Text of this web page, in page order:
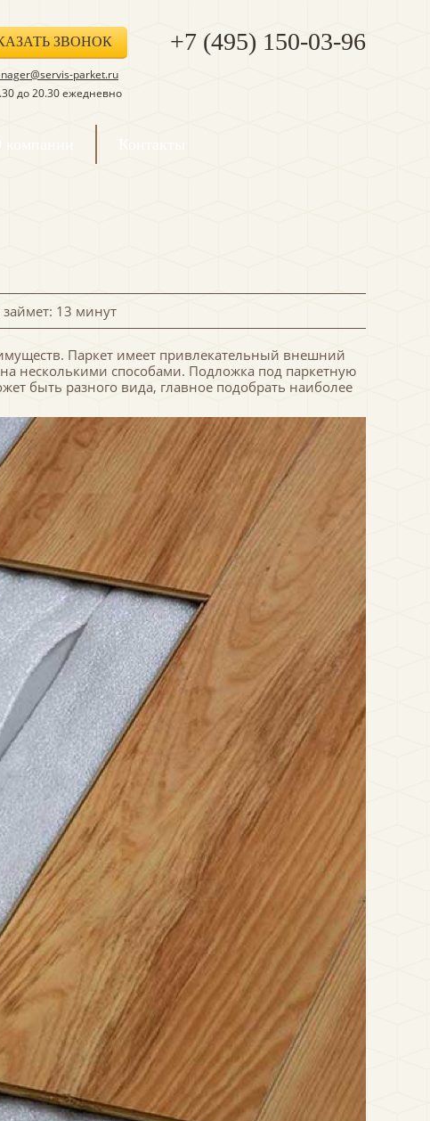
ЗВОНОК
parket.ru
до 20.30 ежедневно
+7 (495) 150-03-96
Контакты
займет: 13 минут
Паркет имеет привлекательный внешний
несколькими способами. Подложка под паркетную
быть разного вида, главное подобрать наиболее